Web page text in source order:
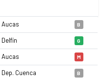
Aucas B
Delfín G
Aucas M
Dep. Cuenca B